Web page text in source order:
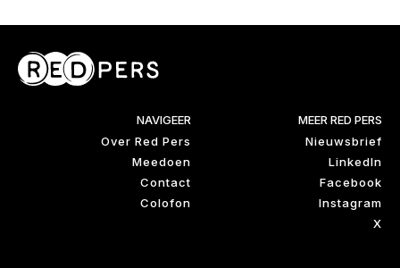
NAVIGEER
Over Red Pers
Meedoen
Contact
Colofon
MEER RED PERS
Nieuwsbrief
LinkedIn
Facebook
Instagram
X